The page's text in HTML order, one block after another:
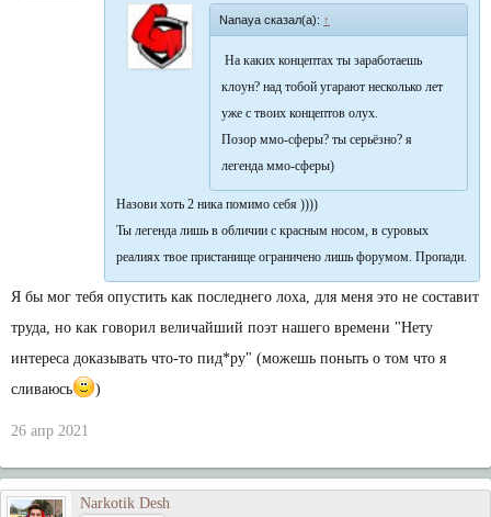
Nanaya сказал(а): ↑
На каких концептах ты заработаешь
клоун? над тобой угарают несколько лет
уже с твоих концептов олух.
Позор ммо-сферы? ты серьёзно? я
легенда ммо-сферы)
Назови хоть 2 ника помимо себя ))))
Ты легенда лишь в обличии с красным носом, в суровых
реалиях твое пристанище ограничено лишь форумом. Пропади.
Я бы мог тебя опустить как последнего лоха, для меня это не составит
труда, но как говорил величайший поэт нашего времени "Нету
интереса доказывать что-то пид*ру" (можешь поныть о том что я
сливаюсь
)
26 апр 2021
Narkotik Desh